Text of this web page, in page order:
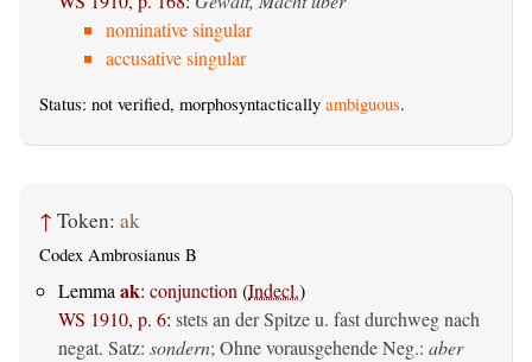
nominative singular
accusative singular
Status: not verified, morphosyntactically ambiguous.
↑ Token: ak
Codex Ambrosianus B
Lemmaak: conjunction(Indecl.)
WS 1910, p. 6: stets an der Spitze u. fast durchweg nach
negat. Satz: sondern; Ohne vorausgehende Neg.: aber